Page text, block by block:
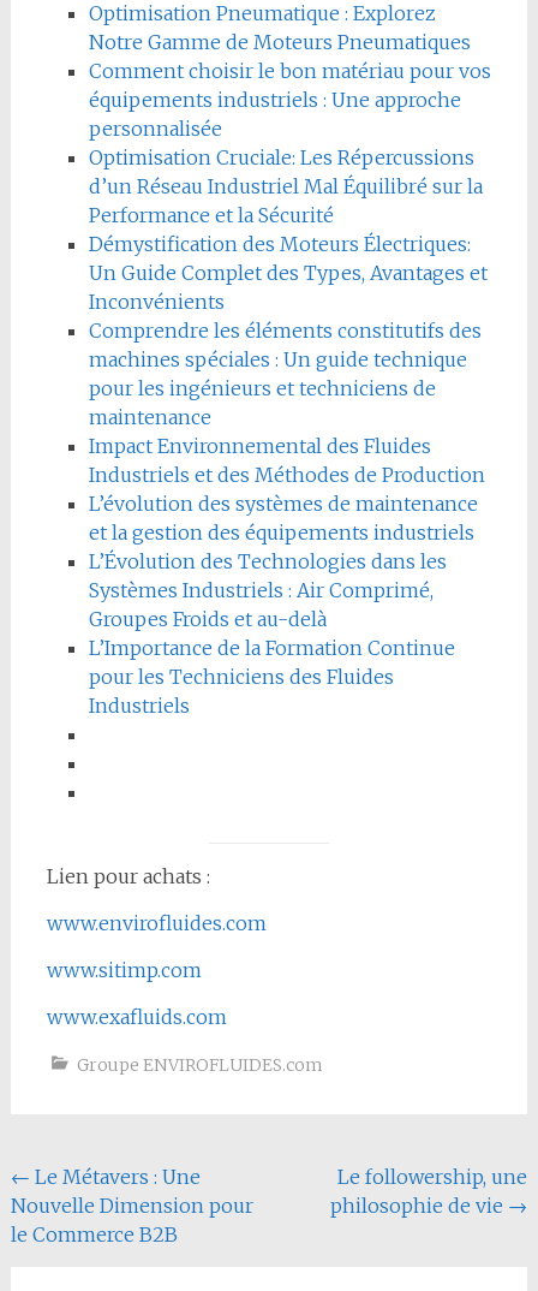
Optimisation Pneumatique : Explorez
Notre Gamme de Moteurs Pneumatiques
Comment choisir le bon matériau pour vos
équipements industriels : Une approche
personnalisée
Optimisation Cruciale: Les Répercussions
d’un Réseau Industriel Mal Équilibré sur la
Performance et la Sécurité
Démystification des Moteurs Électriques:
Un Guide Complet des Types, Avantages et
Inconvénients
Comprendre les éléments constitutifs des
machines spéciales : Un guide technique
pour les ingénieurs et techniciens de
maintenance
Impact Environnemental des Fluides
Industriels et des Méthodes de Production
L’évolution des systèmes de maintenance
et la gestion des équipements industriels
L’Évolution des Technologies dans les
Systèmes Industriels : Air Comprimé,
Groupes Froids et au-delà
L’Importance de la Formation Continue
pour les Techniciens des Fluides
Industriels
Lien pour achats :
www.envirofluides.com
www.sitimp.com
www.exafluids.com
Groupe ENVIROFLUIDES.com
Navigation
de
← Le Métavers : Une
Nouvelle Dimension pour
le Commerce B2B
Le followership, une
philosophie de vie →